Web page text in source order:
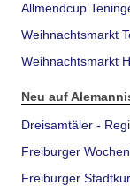
Allmendcup
Weihnachtsmarkt
Weihnachtsmarkt
Neu auf
Dreisamtäler -
Freiburger
Freiburger